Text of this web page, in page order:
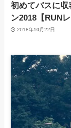
初めてバスに
ン2018【RUN
2018年10月22日